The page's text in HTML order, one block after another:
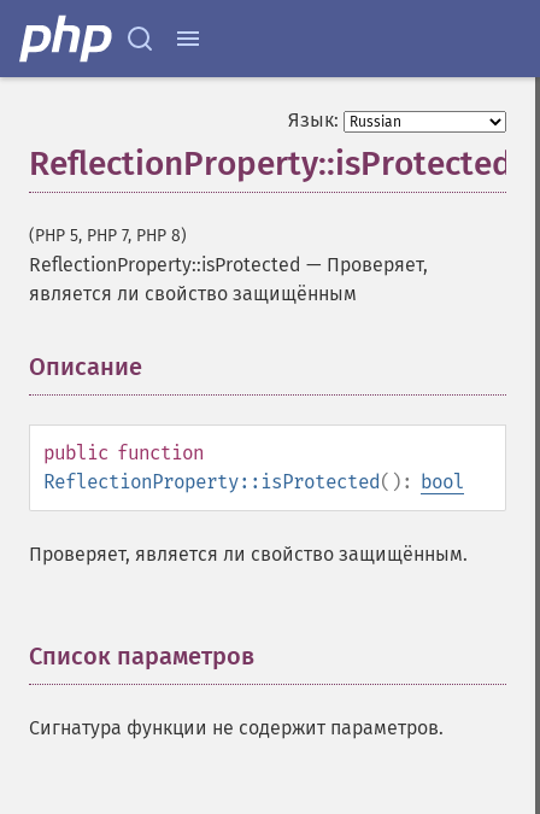
Язык:
ReflectionProperty::isProtected
(PHP 5, PHP 7, PHP 8)
ReflectionProperty::isProtected — Проверяет,
является ли свойство защищённым
Описание
public function
ReflectionProperty::isProtected(): bool
Проверяет, является ли свойство защищённым.
Список параметров
Сигнатура функции не содержит параметров.